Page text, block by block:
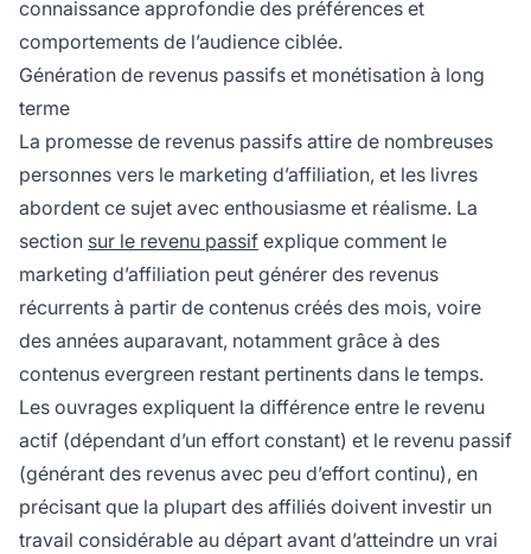
connaissance approfondie des préférences et
comportements de l’audience ciblée.
Génération de revenus passifs et monétisation à long
terme
La promesse de revenus passifs attire de nombreuses
personnes vers le marketing d’affiliation, et les livres
abordent ce sujet avec enthousiasme et réalisme. La
section sur le revenu passif explique comment le
marketing d’affiliation peut générer des revenus
récurrents à partir de contenus créés des mois, voire
des années auparavant, notamment grâce à des
contenus evergreen restant pertinents dans le temps.
Les ouvrages expliquent la différence entre le revenu
actif (dépendant d’un effort constant) et le revenu passif
(générant des revenus avec peu d’effort continu), en
précisant que la plupart des affiliés doivent investir un
travail considérable au départ avant d’atteindre un vrai